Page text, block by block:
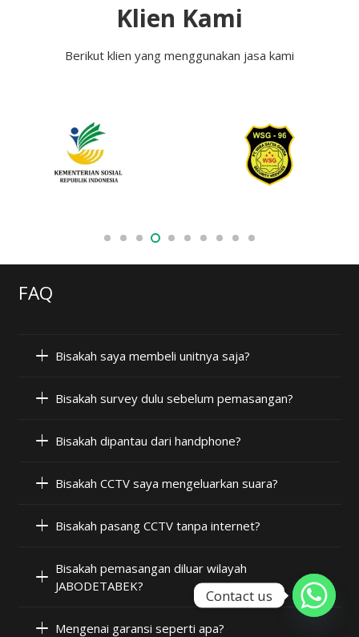
Klien Kami
Berikut klien yang menggunakan jasa kami
FAQ
Bisakah saya membeli unitnya saja?
Bisakah survey dulu sebelum pemasangan?
Bisakah dipantau dari handphone?
Bisakah CCTV saya mengeluarkan suara?
Bisakah pasang CCTV tanpa internet?
Bisakah pemasangan diluar wilayah
JABODETABEK?
Mengenai garansi seperti apa?
Contact us